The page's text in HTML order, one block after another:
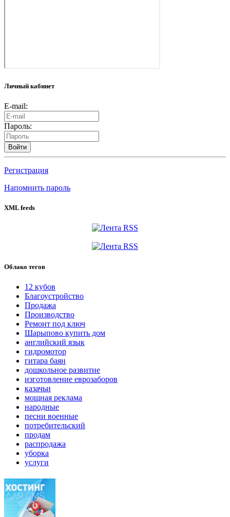
Личный кабинет
E-mail:
Пароль:
Войти
Регистрация
Напомнить пароль
XML feeds
Облако тегов
12 кубов
Благоустройство
Продажа
Производство
Ремонт под ключ
Шарыпово купить дом
английский язык
гидромотор
гитара баян
дошкольное развитие
изготовление еврозаборов
казачьи
мощная реклама
народные
песни военные
потребительский
продам
распродажа
уборка
услуги